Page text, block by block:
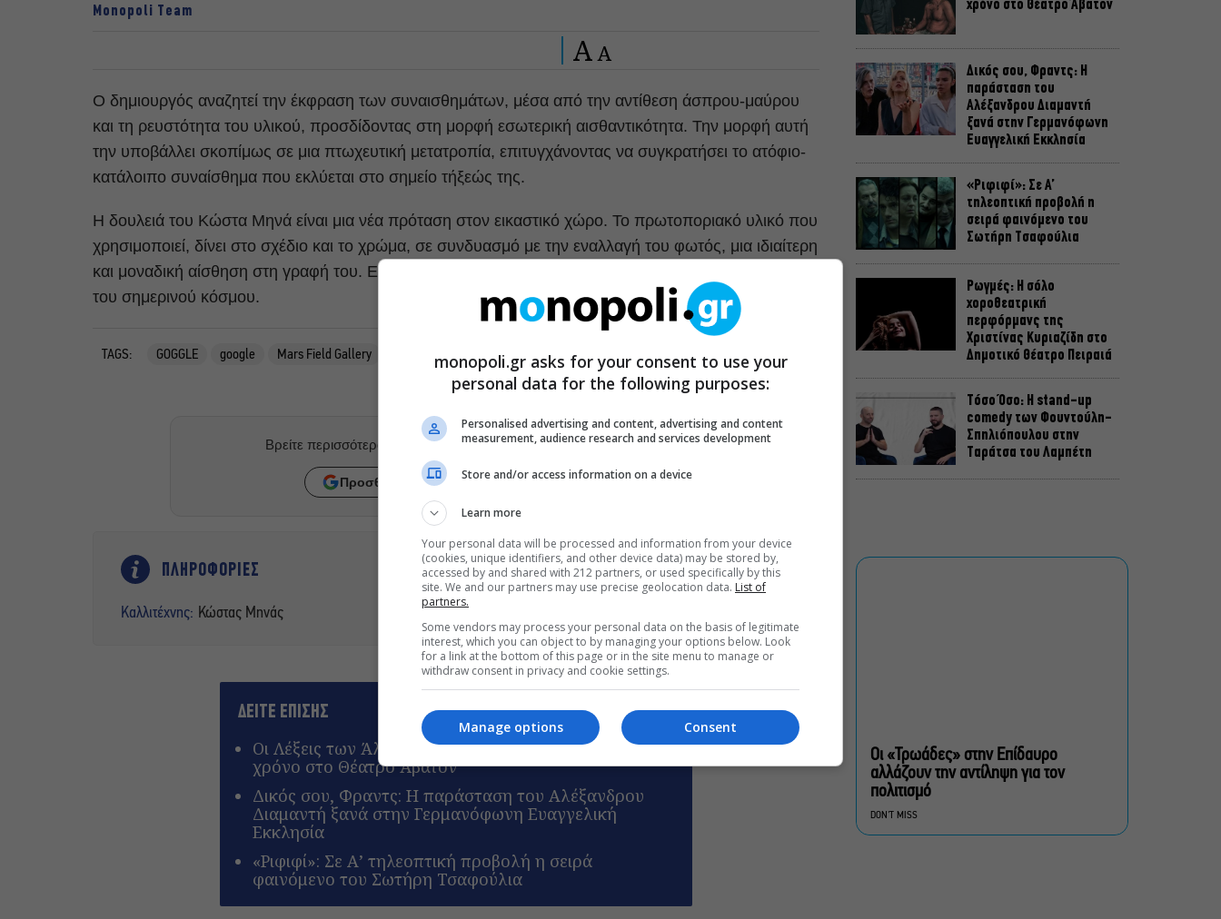
Monopoli Team
A A
Ο δημιουργός αναζητεί την έκφραση των συναισθημάτων, μέσα από την αντίθεση άσπρου-μαύρου
και τη ρευστότητα του υλικού, προσδίδοντας στη μορφή εσωτερική αισθαντικότητα. Την μορφή αυτή
την υποβάλλει σκοπίμως σε μια πτωχευτική μετατροπία, επιτυγχάνοντας να συγκρατήσει το ατόφιο-
κατάλοιπο συναίσθημα που εκλύεται στο σημείο τήξεώς της.
Η δουλειά του Κώστα Μηνά είναι μια νέα πρόταση στον εικαστικό χώρο. Το πρωτοποριακό υλικό που
χρησιμοποιεί, δίνει στο σχέδιο και το χρώμα, σε συνδυασμό με την εναλλαγή του φωτός, μια ιδιαίτερη
και μοναδική αίσθηση στη γραφή του. Επίσης διακρίνεται και η επιρροή του άγχους και της ασάφειας
του σημερινού κόσμου.
TAGS: GOGGLE google Mars Field Gallery άσπρομαύρο ζωγραφική έκθεση μορφές
Βρείτε περισσότερα άρθρα μας στα αποτελέσματα αναζητησης
Προσθήκη του monopoli.gr στην Google
ΠΛΗΡΟΦΟΡΙΕΣ
Καλλιτέχνης: Κώστας Μηνάς
ΔΕΙΤΕ ΕΠΙΣΗΣ
Οι Λέξεις των Άλλων, του Μάνου Θηραίου για 3ο
χρόνο στο Θέατρο Άβατον
Δικός σου, Φραντς: Η παράσταση του Αλέξανδρου
Διαμαντή ξανά στην Γερμανόφωνη Ευαγγελική
Εκκλησία
«Ριφιφί»: Σε Α’ τηλεοπτική προβολή η σειρά
φαινόμενο του Σωτήρη Τσαφούλια
χρόνο στο Θέατρο Άβατον
Δικός σου, Φραντς: Η
παράσταση του
Αλέξανδρου Διαμαντή
ξανά στην Γερμανόφωνη
Ευαγγελική Εκκλησία
«Ριφιφί»: Σε Α’
τηλεοπτική προβολή η
σειρά φαινόμενο του
Σωτήρη Τσαφούλια
Ρωγμές: Η σόλο
χοροθεατρική
περφόρμανς της
Χριστίνας Κυριαζίδη στο
Δημοτικό Θέατρο Πειραιά
Τόσο Όσο: Η stand-up
comedy των Φουντούλη-
Σπηλιόπουλου στην
Ταράτσα του Λαμπέτη
σινεμά στην Ταράτσα του
Πρόστιμα έως 73.000€ για
αυθαίρετες καταλήψεις
Πέντε διηγήματα του
Οι «Τρωάδες» στην Επίδαυρο
αλλάζουν την αντίληψη για τον
πολιτισμό
DON'T MISS
monopoli.gr asks for your consent to use your
personal data for the following purposes:
Personalised advertising and content, advertising and content
measurement, audience research and services development
Store and/or access information on a device
Learn more
Your personal data will be processed and information from your device
(cookies, unique identifiers, and other device data) may be stored by,
accessed by and shared with 212 partners, or used specifically by this
site. We and our partners may use precise geolocation data. List of
partners.
Some vendors may process your personal data on the basis of legitimate
interest, which you can object to by managing your options below. Look
for a link at the bottom of this page or in the site menu to manage or
withdraw consent in privacy and cookie settings.
Consent
Manage options